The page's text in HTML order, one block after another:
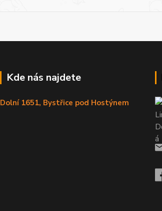
Kde nás najdete
Dolní 1651, Bystřice pod Hostýnem